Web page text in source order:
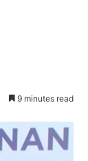
9 minutes read